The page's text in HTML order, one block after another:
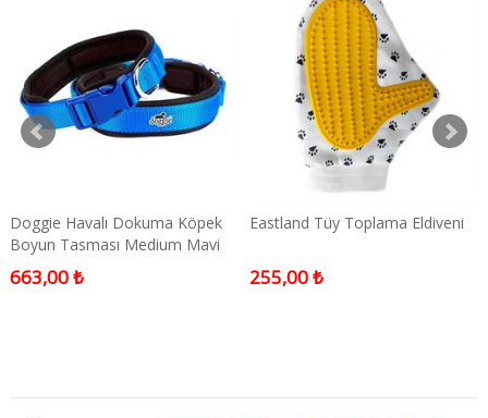
Doggie Havalı Dokuma Köpek
Boyun Tasması Medium Mavi
2x35-45 Cm
663,00 ₺
Eastland Tüy Toplama Eldiveni
255,00 ₺